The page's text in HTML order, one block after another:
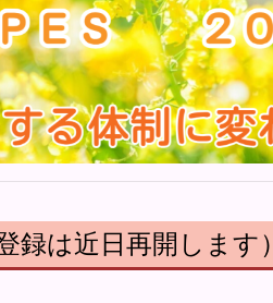
は近日再開します）